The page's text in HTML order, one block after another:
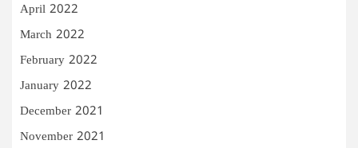
April 2022
March 2022
February 2022
January 2022
December 2021
November 2021